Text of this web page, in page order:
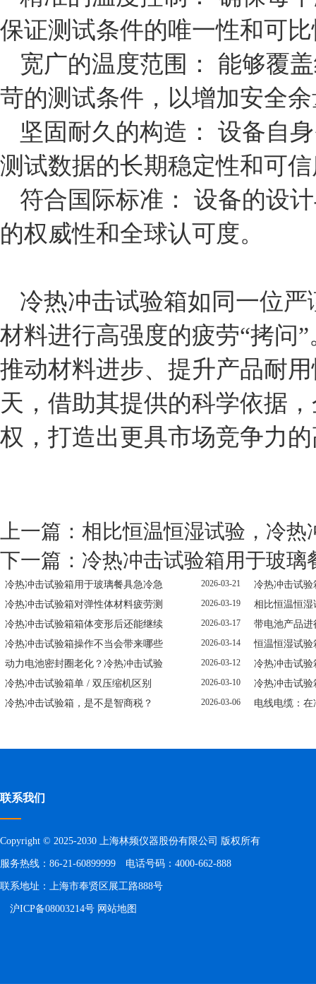
保证测试条件的唯一性和可
宽广的温度范围： 能够覆
苛的测试条件，以增加安全
坚固耐久的构造： 设备自
测试数据的长期稳定性和可
符合国际标准： 设备的设
的权威性和全球认可度。
冷热冲击试验箱如同一位
材料进行高强度的疲劳“拷问
推动材料进步、提升产品耐
天，借助其提供的科学依据
权，打造出更具市场竞争力
上一篇： 相比恒温恒湿试验，冷
下一篇： 冷热冲击试验箱用于玻
冷热冲击试验箱用于玻璃餐具急冷急 2026-03-21
冷热冲击试
冷热冲击试验箱对弹性体材料疲劳测
2026-03-19
相比恒温恒
冷热冲击试验箱箱体变形后还能继续
2026-03-17
带电池产品
冷热冲击试验箱操作不当会带来哪些
2026-03-14
恒温恒湿试
动力电池密封圈老化？冷热冲击试验
2026-03-12
冷热冲击试
冷热冲击试验箱单 / 双压缩机区别
2026-03-10
冷热冲击试
冷热冲击试验箱，是不是智商税？
2026-03-06 电线电缆：
联系我们
Copyright © 2025-2030 上海林频仪器股份有限公司 版权所有
服务热线：86-21-60899999 电话号码：4000-662-888
联系地址：上海市奉贤区展工路888号
沪ICP备08003214号 网站地图